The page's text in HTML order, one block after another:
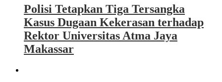
Polisi Tetapkan Tiga Tersangka
Kasus Dugaan Kekerasan terhadap
Rektor Universitas Atma Jaya
Makassar